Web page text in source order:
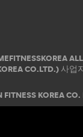
ALL
CO.LTD.) 사업
KOREA